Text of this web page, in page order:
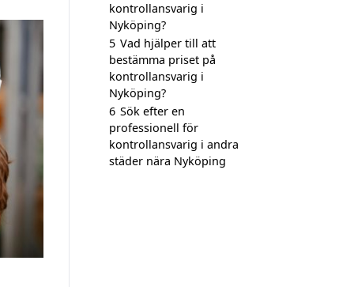
kontrollansvarig i
Nyköping?
5 Vad hjälper till att
bestämma priset på
kontrollansvarig i
Nyköping?
6 Sök efter en
professionell för
kontrollansvarig i andra
städer nära Nyköping